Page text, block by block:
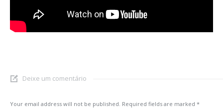
Deixe um comentário
Your email address will not be published. Required fields are marked *